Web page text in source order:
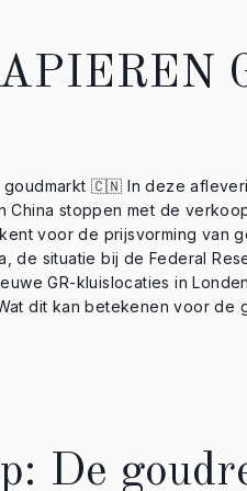
dus NIET op. Stay safe! 🎧
gepresenteerd-door-
niet bedoeld om u aan te
een dienst van GoldRepublic.
van GoudKoorts
China stoppen met de
voor de prijsvorming van
de situatie bij de Federal
dit kan betekenen voor de
details?id=com.goldrepublic •
onze nieuwsbrief
De